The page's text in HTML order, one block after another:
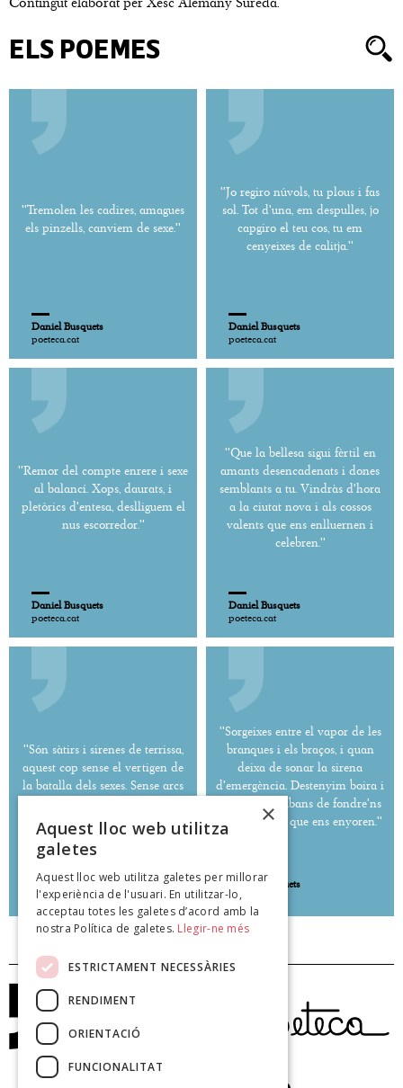
ELS POEMES
''Tremolen les cadires, amagues
els pinzells, canviem de sexe.''
Daniel Busquets
poeteca.cat
''Jo regiro núvols, tu plous i fas
sol. Tot d'una, em despulles, jo
capgiro el teu cos, tu em
cenyeixes de calitja.''
Daniel Busquets
poeteca.cat
''Remor del compte enrere i sexe
al balancí. Xops, daurats, i
pletòrics d'entesa, deslliguem el
nus escorredor.''
Daniel Busquets
poeteca.cat
''Que la bellesa sigui fèrtil en
amants desencadenats i dones
semblants a tu. Vindràs d'hora
a la ciutat nova i als cossos
valents que ens enlluernen i
celebren.''
Daniel Busquets
poeteca.cat
''Són sàtirs i sirenes de terrissa,
aquest cop sense el vertigen de
la batalla dels sexes. Sense arcs
Daniel Busquets
poeteca.cat
''Sorgeixes entre el vapor de les
branques i els braços, i quan
deixa de sonar la sirena
d'emergència. Destenyim boira i
horitzó poc abans de fondre'ns
amb deu mil que ens enyoren.''
Daniel Busquets
poeteca.cat
×
Aquest lloc web utilitza
galetes
Aquest lloc web utilitza galetes per millorar
l'experiència de l'usuari. En utilitzar-lo,
acceptau totes les galetes d’acord amb la
nostra Política de galetes. Llegir-ne més
ESTRICTAMENT NECESSÀRIES
RENDIMENT
ORIENTACIÓ
FUNCIONALITAT